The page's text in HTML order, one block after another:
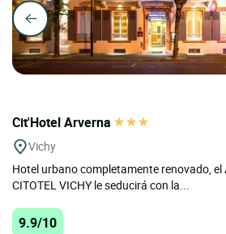
Cit'Hotel Arverna
Vichy
Hotel urbano completamente renovado, el
CITOTEL VICHY le seducirá con la...
9.9/10